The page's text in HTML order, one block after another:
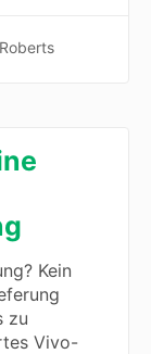
Kein
zu
Vivo-